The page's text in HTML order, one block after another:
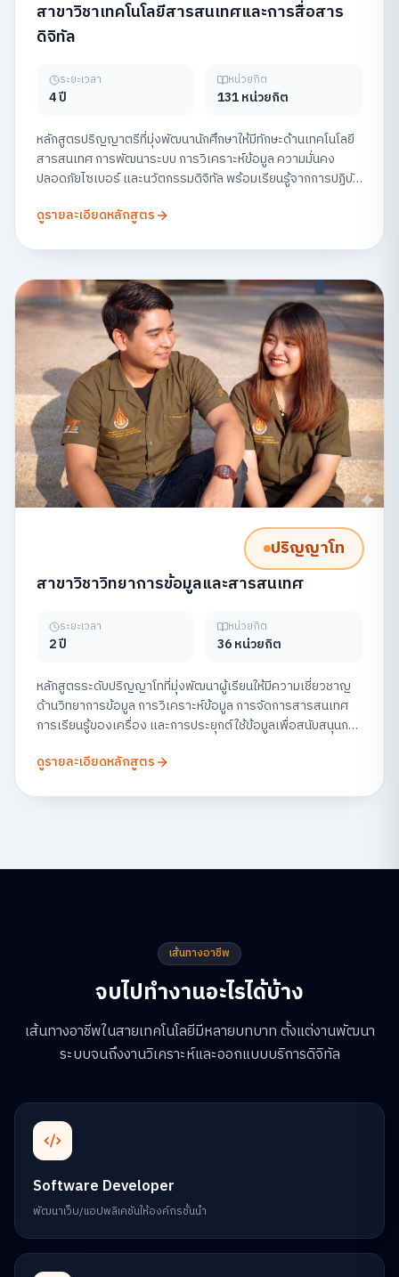
สาขาวิชาเทคโนโลยีสารสนเทศและการสื่อสาร
ดิจิทัล
ระยะเวลา
4 ปี
หน่วยกิต
131 หน่วยกิต
หลักสูตรปริญญาตรีที่มุ่งพัฒนานักศึกษาให้มีทักษะด้านเทคโนโลยี
สารสนเทศ การพัฒนาระบบ การวิเคราะห์ข้อมูล ความมั่นคง
ปลอดภัยไซเบอร์ และนวัตกรรมดิจิทัล พร้อมเรียนรู้จากการปฏิบัติ
ดูรายละเอียดหลักสูตร
ปริญญาโท
สาขาวิชาวิทยาการข้อมูลและสารสนเทศ
ระยะเวลา
2 ปี
หน่วยกิต
36 หน่วยกิต
หลักสูตรระดับปริญญาโทที่มุ่งพัฒนาผู้เรียนให้มีความเชี่ยวชาญ
ด้านวิทยาการข้อมูล การวิเคราะห์ข้อมูล การจัดการสารสนเทศ
การเรียนรู้ของเครื่อง และการประยุกต์ใช้ข้อมูลเพื่อสนับสนุนการ
นวัตกรรมข้อมูลอย่างมีจริยธรรม
ดูรายละเอียดหลักสูตร
เส้นทางอาชีพ
จบไปทำงานอะไรได้บ้าง
เส้นทางอาชีพในสายเทคโนโลยีมีหลายบทบาท ตั้งแต่งานพัฒนา
ระบบจนถึงงานวิเคราะห์และออกแบบบริการดิจิทัล
Software Developer
พัฒนาเว็บ/แอปพลิเคชันให้องค์กรชั้นนำ